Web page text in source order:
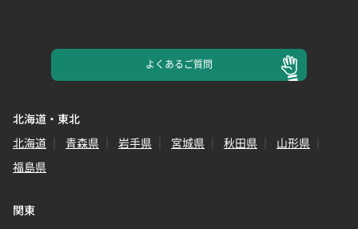
よくあるご質問
北海道・東北
北海道
青森県 岩手県 宮城県 秋田県
山形県
福島県
関東